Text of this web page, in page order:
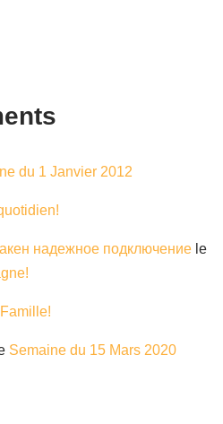
du 1 Janvier 2012
надежное подключение le
Semaine du 15 Mars 2020